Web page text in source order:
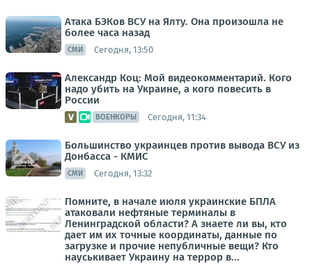
Атака БЭКов ВСУ на Ялту. Она произошла не
более часа назад
СМИ Сегодня, 13:50
Александр Коц: Мой видеокомментарий. Кого
надо убить на Украине, а кого повесить в
России
ВОЕНКОРЫ Сегодня, 11:34
Большинство украинцев против вывода ВСУ из
Донбасса - КМИС
СМИ Сегодня, 13:32
Помните, в начале июля украинские БПЛА
атаковали нефтяные терминалы в
Ленинградской области? А знаете ли вы, кто
дает им их точные координаты, данные по
загрузке и прочие непубличные вещи? Кто
науськивает Украину на террор в...